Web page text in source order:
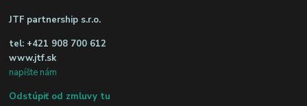
JTF partnership s.r.o.
tel: +421 908 700 612
www.jtf.sk
napíšte nám
Odstúpiť od zmluvy tu